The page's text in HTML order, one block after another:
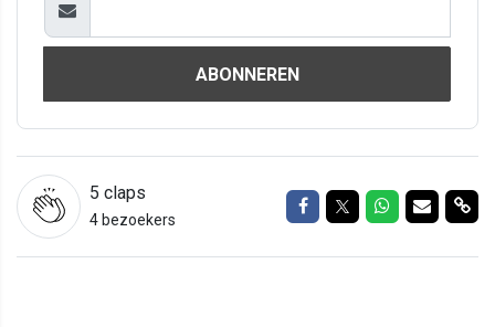
ABONNEREN
5 claps
4 bezoekers
Delen op Facebook
Delen op Twitter
Delen op
Delen